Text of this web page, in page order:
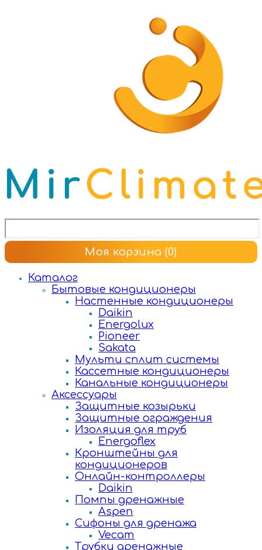
Моя корзина (0)
Каталог
Бытовые кондиционеры
Настенные кондиционеры
Daikin
Energolux
Pioneer
Sakata
Мульти сплит системы
Кассетные кондиционеры
Канальные кондиционеры
Аксессуары
Защитные козырьки
Защитные ограждения
Изоляция для труб
Energoflex
Кронштейны для
кондиционеров
Онлайн-контроллеры
Daikin
Помпы дренажные
Aspen
Сифоны для дренажа
Vecam
Трубки дренажные